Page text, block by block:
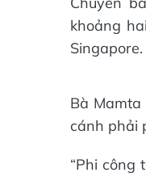
khoảng
Singapore.
Bà
cánh phải
“Phi công